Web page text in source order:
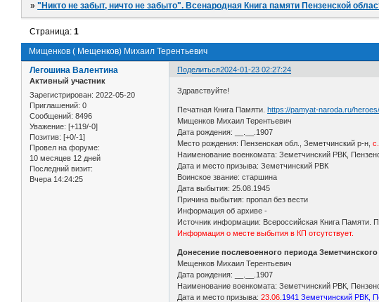
»"Никто не забыт, ничто не забыто". Всенародная Книга памяти Пензенской
Мищенков ( Мещенков) Михаил Терентьевич
Страница:1
Поделиться2024-01-23 02:27:24
Легошина Валентина
Активный участник
Зарегистрирован: 2022-05-20
Приглашений: 0
Сообщений: 8496
Уважение: [+119/-0]
Позитив: [+0/-1]
Провел на форуме:
10 месяцев 12 дней
Последний визит:
Вчера 14:24:25
Здравствуйте!
Печатная Книга Памяти.https://pamyat-naroda.ru/
Мищенков Михаил Терентьевич
Дата рождения: __.__.1907
Место рождения: Пензенская обл., Земетчинский р-н,
Наименование военкомата: Земетчинский РВК,
Дата и место призыва: Земетчинский РВК
Воинское звание: старшина
Дата выбытия: 25.08.1945
Причина выбытия: пропал без вести
Информация об архиве -
Источник информации: Всероссийская Книга Памяти.
Информация о месте выбытия в КП отсутствует.
Донесение послевоенного периода
Мещенков Михаил Терентьевич
Дата рождения: __.__.1907
Наименование военкомата: Земетчинский РВК,
Дата и место призыва:23.06 1941 Земетчинский РВК,